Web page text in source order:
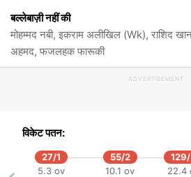
बल्लेबाज़ी नहीं की
मोहम्मद नबी, इकराम अलीखिल (Wk), राशिद
अहमद, फजलहक फारूकी
ADVERTISEMENT
विकेट पतन:
27/1
5.3 ov
55/2
10.1 ov
22.4